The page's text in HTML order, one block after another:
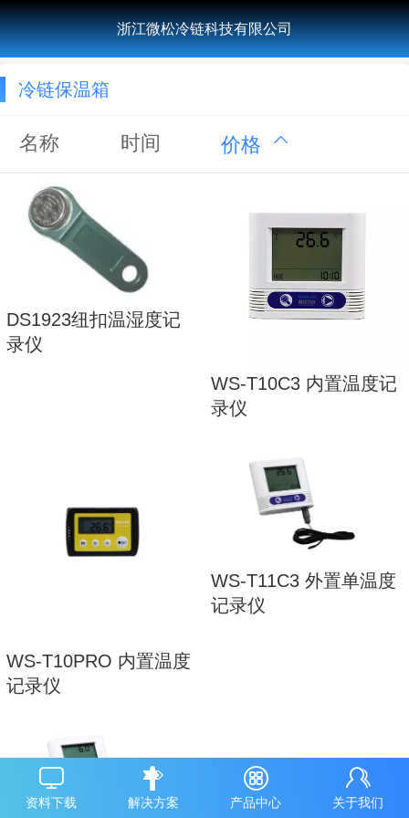
浙江微松冷链科技有限公司
冷链保温箱
名称 时间 价格
DS1923纽扣温湿度记
录仪
WS-T10C3 内置温度记
录仪
WS-T10PRO 内置温度
记录仪
WS-T11C3 外置单温度
记录仪
资料下载 解决方案 产品中心 关于我们